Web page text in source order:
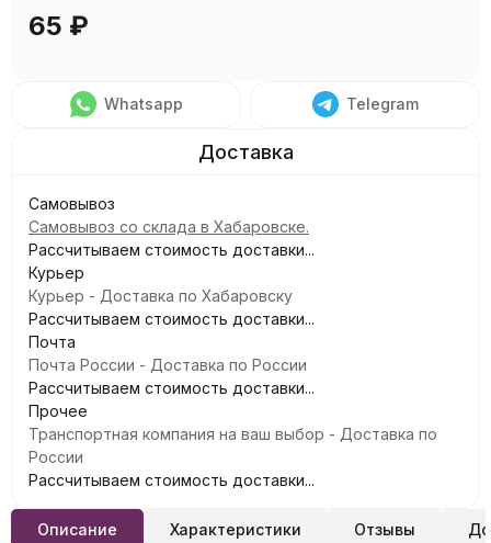
65 ₽
Whatsapp Telegram
Самовывоз
Самовывоз со склада в Хабаровске.
Рассчитываем стоимость доставки...
Курьер
Курьер - Доставка по Хабаровску
Рассчитываем стоимость доставки...
Почта
Почта России - Доставка по России
Рассчитываем стоимость доставки...
Прочее
Транспортная компания на ваш выбор - Доставка по
России
Рассчитываем стоимость доставки...
Описание Характеристики Отзывы